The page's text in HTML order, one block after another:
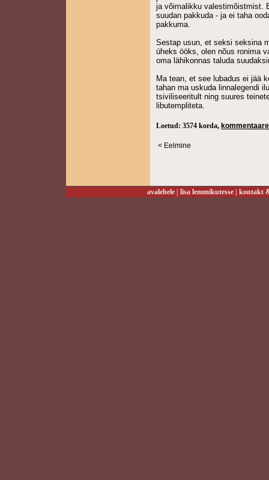
ja võimalikku valestimõistmist.
suudan pakkuda - ja ei taha
pakkuma.
Sestap usun, et seksi seksina
üheks ööks, olen nõus ronima
oma lähikonnas taluda
Ma tean, et see lubadus ei jää
tahan ma uskuda linnalegendi
tsiviliseeritult ning suures
libutempliteta.
Loetud: 3574 korda,
< Eelmine
avalehele| lisa lemmikutesse| kontakt